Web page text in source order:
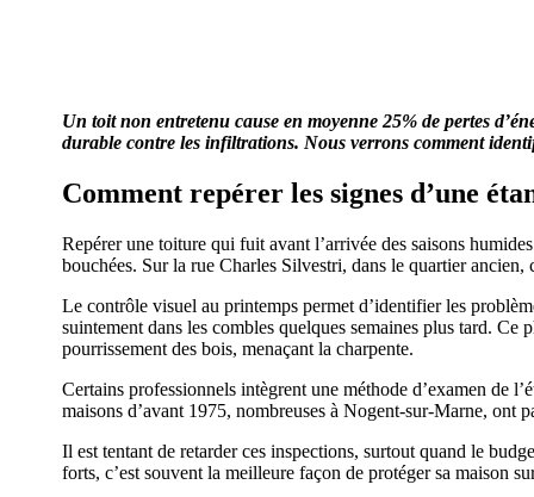
Un toit non entretenu cause en moyenne 25% de pertes
durable contre les infiltrations. Nous verrons comment
Comment repérer les signes d’une
Repérer une toiture qui fuit avant l’arrivée des saisons
bouchées. Sur la rue Charles Silvestri, dans le quartier
Le contrôle visuel au printemps permet d’identifier les
suintement dans les combles quelques semaines plus tard.
pourrissement des bois, menaçant la charpente.
Certains professionnels intègrent une méthode d’examen de
maisons d’avant 1975, nombreuses à Nogent-sur-Marne, ont
Il est tentant de retarder ces inspections, surtout quand le
forts, c’est souvent la meilleure façon de protéger sa maison